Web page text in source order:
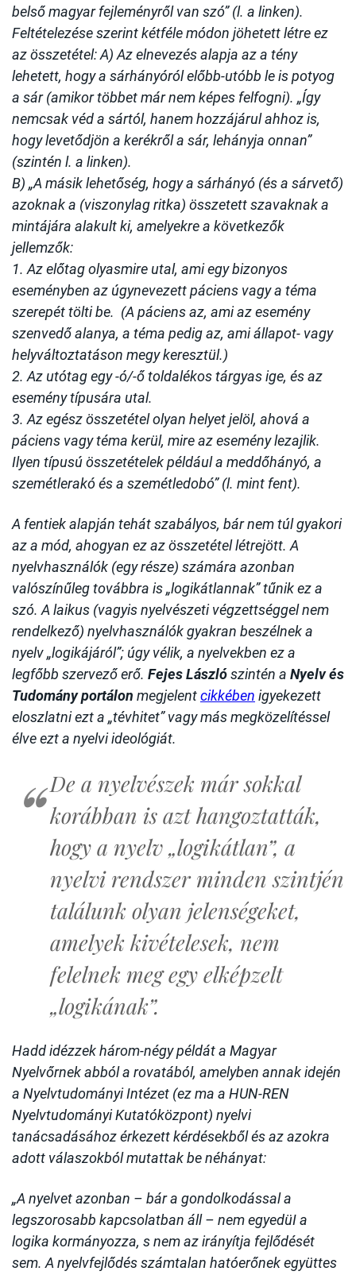
belső magyar fejleményről van szó” (l. a linken).
Feltételezése szerint kétféle módon jöhetett létre ez
az összetétel: A) Az elnevezés alapja az a tény
lehetett, hogy a sárhányóról előbb-utóbb le is potyog
a sár (amikor többet már nem képes felfogni). „Így
nemcsak véd a sártól, hanem hozzájárul ahhoz is,
hogy levetődjön a kerékről a sár, lehányja onnan”
(szintén l. a linken).
B) „A másik lehetőség, hogy a sárhányó (és a sárvető)
azoknak a (viszonylag ritka) összetett szavaknak a
mintájára alakult ki, amelyekre a következők
jellemzők:
1. Az előtag olyasmire utal, ami egy bizonyos
eseményben az úgynevezett páciens vagy a téma
szerepét tölti be. (A páciens az, ami az esemény
szenvedő alanya, a téma pedig az, ami állapot- vagy
helyváltoztatáson megy keresztül.)
2. Az utótag egy -ó/-ő toldalékos tárgyas ige, és az
esemény típusára utal.
3. Az egész összetétel olyan helyet jelöl, ahová a
páciens vagy téma kerül, mire az esemény lezajlik.
Ilyen típusú összetételek például a meddőhányó, a
szemétlerakó és a szemétledobó” (l. mint fent).
A fentiek alapján tehát szabályos, bár nem túl gyakori
az a mód, ahogyan ez az összetétel létrejött. A
nyelvhasználók (egy része) számára azonban
valószínűleg továbbra is „logikátlannak” tűnik ez a
szó. A laikus (vagyis nyelvészeti végzettséggel nem
rendelkező) nyelvhasználók gyakran beszélnek a
nyelv „logikájáról”; úgy vélik, a nyelvekben ez a
legfőbb szervező erő. Fejes Lászlószintén a Nyelv és
Tudomány portálon megjelentcikkében igyekezett
eloszlatni ezt a „tévhitet” vagy más megközelítéssel
élve ezt a nyelvi ideológiát.
De a nyelvészek már sokkal
korábban is azt hangoztatták,
hogy a nyelv „logikátlan”, a
nyelvi rendszer minden szintjén
találunk olyan jelenségeket,
amelyek kivételesek, nem
felelnek meg egy elképzelt
„logikának”.
Hadd idézzek három-négy példát a Magyar
Nyelvőrnek abból a rovatából, amelyben annak idején
a Nyelvtudományi Intézet (ez ma a HUN-REN
Nyelvtudományi Kutatóközpont) nyelvi
tanácsadásához érkezett kérdésekből és az azokra
adott válaszokból mutattak be néhányat:
„A nyelvet azonban – bár a gondolkodással a
legszorosabb kapcsolatban áll – nem egyedüI a
logika kormányozza, s nem az irányítja fejlődését
sem. A nyelvfejlődés számtalan hatóerőnek együttes